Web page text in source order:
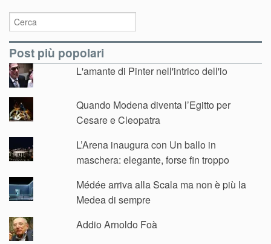
Post più popolari
L'amante di Pinter nell'intrico dell'io
Quando Modena diventa l’Egitto per
Cesare e Cleopatra
L’Arena inaugura con Un ballo in
maschera: elegante, forse fin troppo
Médée arriva alla Scala ma non è più la
Medea di sempre
Addio Arnoldo Foà